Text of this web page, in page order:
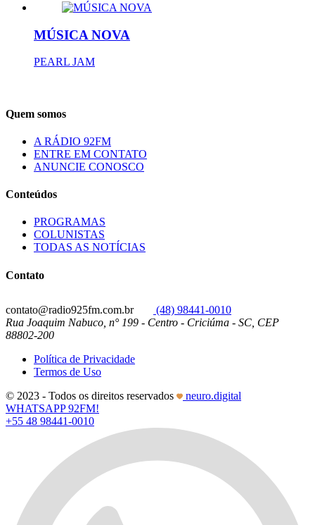
MÚSICA NOVA
PEARL JAM
Quem somos
A RÁDIO 92FM
ENTRE EM CONTATO
ANUNCIE CONOSCO
Conteúdos
PROGRAMAS
COLUNISTAS
TODAS AS NOTÍCIAS
Contato
contato@radio925fm.com.br
(48) 98441-0010
Rua Joaquim Nabuco, n° 199 - Centro - Criciúma - SC, CEP
88802-200
Política de Privacidade
Termos de Uso
© 2023 - Todos os direitos reservados
neuro.digital
WHATSAPP 92FM!
+55 48 98441-0010